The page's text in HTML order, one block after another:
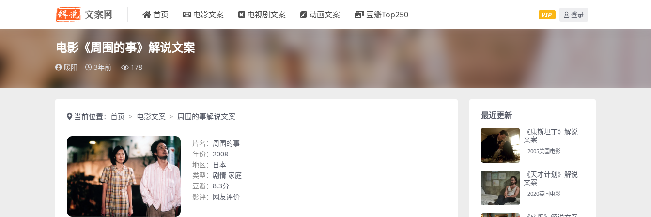
首页 电影文案 电视剧文案 动画文案 豆瓣Top250 VIP 登录
电影《周围的事》解说文案
暖阳 3年前 178
当前位置： 首页 电影文案 周围的事解说文案
片名： 周围的事
年份： 2008
地区： 日本
类型： 剧情 家庭
豆瓣： 8.3分
影评： 网友评价
最近更新
《康斯坦丁》解说
文案
2005美国电影
《天才计划》解说
文案
2020英国电影